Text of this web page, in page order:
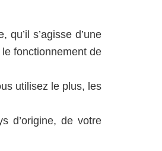
s’agisse d’une
fonctionnement de
utilisez le plus, les
d’origine, de votre